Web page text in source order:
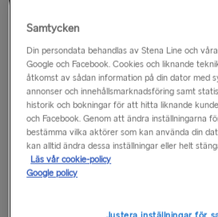
hamnen. Hamnen ligger 20 minuter
och 20 minuter från Waterford, 1
Kilkenny, 2 timmar och 15 minuter
från Cork.
Rosslare är en liten by med
pensionat, pubar och restauranger.
Samtycken
Din persondata behandlas av Stena Line och
Google och Facebook. Cookies och liknande
åtkomst av sådan information på din dator med
annonser och innehållsmarknadsföring samt
historik och bokningar för att hitta liknande
och Facebook. Genom att ändra inställningarna
bestämma vilka aktörer som kan använda din
kan alltid ändra dessa inställningar eller helt
Läs vår cookie-policy
Google policy